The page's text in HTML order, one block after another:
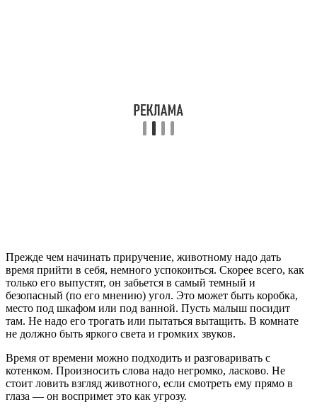
Прежде чем начинать приручение, животному надо дать
время прийти в себя, немного успокоиться. Скорее всего, как
только его выпустят, он забьется в самый темный и
безопасный (по его мнению) угол. Это может быть коробка,
место под шкафом или под ванной. Пусть малыш посидит
там. Не надо его трогать или пытаться вытащить. В комнате
не должно быть яркого света и громких звуков.
Время от времени можно подходить и разговаривать с
котенком. Произносить слова надо негромко, ласково. Не
стоит ловить взгляд животного, если смотреть ему прямо в
глаза — он воспримет это как угрозу.